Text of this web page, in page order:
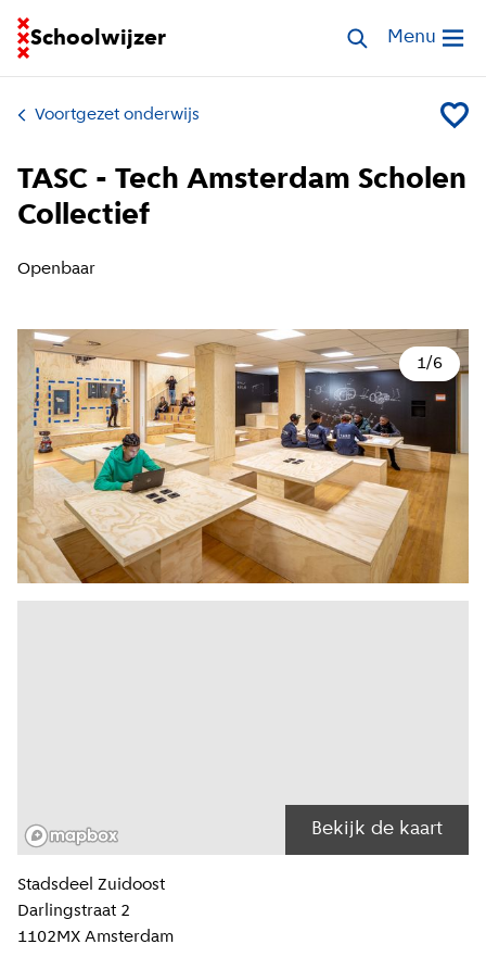
Schoolwijzer
Ga naar homepage van SchoolwijzerZoek scholen
Open
Menu
Voortgezet onderwijs Voeg
TASC - Tech Amsterdam Scholen
Collectief
Openbaar
1/6
Bekijk de kaart
Locatiegegevens
Stadsdeel Zuidoost
Darlingstraat 2
1102MX Amsterdam